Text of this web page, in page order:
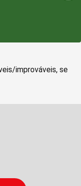
improváveis, se